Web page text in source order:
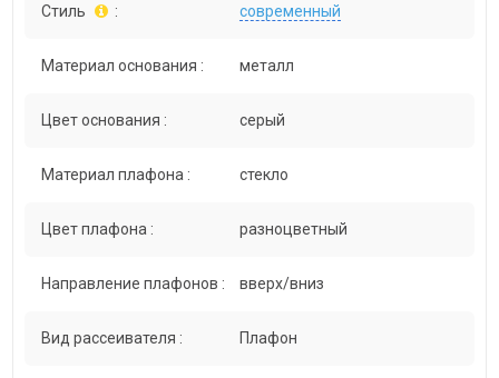
Стиль : современный
Материал основания : металл
Цвет основания : серый
Материал плафона : стекло
Цвет плафона : разноцветный
Направление плафонов : вверх/вниз
Вид рассеивателя : Плафон